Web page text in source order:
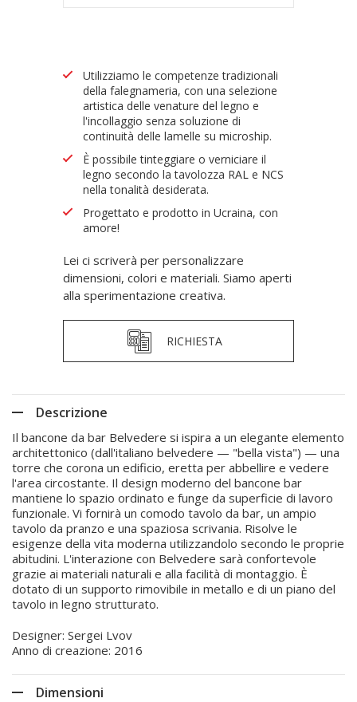
Utilizziamo le competenze tradizionali
della falegnameria, con una selezione
artistica delle venature del legno e
l'incollaggio senza soluzione di
continuità delle lamelle su microship.
È possibile tinteggiare o verniciare il
legno secondo la tavolozza RAL e NCS
nella tonalità desiderata.
Progettato e prodotto in Ucraina, con
amore!
Lei ci scriverà per personalizzare
dimensioni, colori e materiali. Siamo aperti
alla sperimentazione creativa.
RICHIESTA
Descrizione
Il bancone da bar Belvedere si ispira a un elegante elemento
architettonico (dall'italiano belvedere — "bella vista") — una
torre che corona un edificio, eretta per abbellire e vedere
l'area circostante. Il design moderno del bancone bar
mantiene lo spazio ordinato e funge da superficie di lavoro
funzionale. Vi fornirà un comodo tavolo da bar, un ampio
tavolo da pranzo e una spaziosa scrivania. Risolve le
esigenze della vita moderna utilizzandolo secondo le proprie
abitudini. L'interazione con Belvedere sarà confortevole
grazie ai materiali naturali e alla facilità di montaggio. È
dotato di un supporto rimovibile in metallo e di un piano del
tavolo in legno strutturato.
Designer: Sergei Lvov
Anno di creazione: 2016
Dimensioni